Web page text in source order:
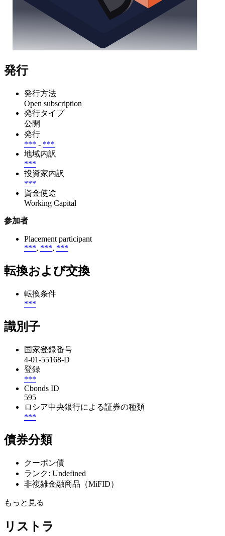
発行
発行方法
Open subscription
発行タイプ
公開
発行
*** - ***
地域内訳
***
投資家内訳
***
資金使途
Working Capital
参加者
Placement participant
***, ***, ***
転換および交換
転換条件
***
識別子
国家登録番号
4-01-55168-D
登録
***
Cbonds ID
595
ロシア中央銀行による証券の種類
***
債券分類
クーポン債
ランク: Undefined
非複雑金融商品（MiFID）
もっと見る
リストラ